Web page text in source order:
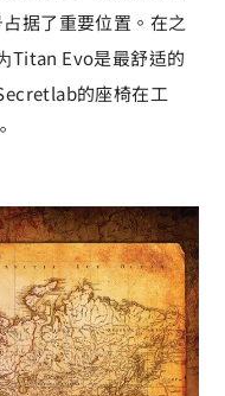
据了重要位置。在之
Titan Evo是最舒适的
的座椅在工